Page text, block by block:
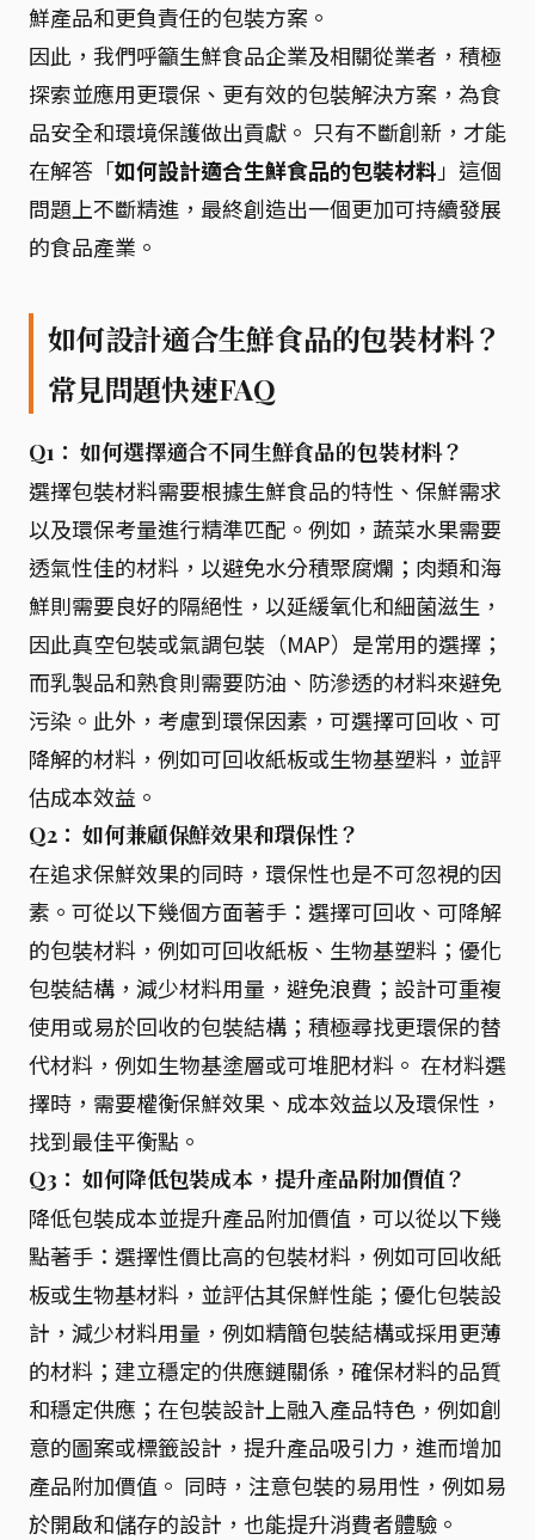
鮮產品和更負責任的包裝方案。
因此，我們呼籲生鮮食品企業及相關從業者，積極
探索並應用更環保、更有效的包裝解決方案，為食
品安全和環境保護做出貢獻。 只有不斷創新，才能
在解答「如何設計適合生鮮食品的包裝材料 」這個
問題上不斷精進，最終創造出一個更加可持續發展
的食品產業。
如何設計適合生鮮食品的包裝材料？
常見問題快速FAQ
Q1： 如何選擇適合不同生鮮食品的包裝材料？
選擇包裝材料需要根據生鮮食品的特性、保鮮需求
以及環保考量進行精準匹配。例如，蔬菜水果需要
透氣性佳的材料，以避免水分積聚腐爛；肉類和海
鮮則需要良好的隔絕性，以延緩氧化和細菌滋生，
因此真空包裝或氣調包裝（MAP）是常用的選擇；
而乳製品和熟食則需要防油、防滲透的材料來避免
污染。此外，考慮到環保因素，可選擇可回收、可
降解的材料，例如可回收紙板或生物基塑料，並評
估成本效益。
Q2： 如何兼顧保鮮效果和環保性？
在追求保鮮效果的同時，環保性也是不可忽視的因
素。可從以下幾個方面著手：選擇可回收、可降解
的包裝材料，例如可回收紙板、生物基塑料；優化
包裝結構，減少材料用量，避免浪費；設計可重複
使用或易於回收的包裝結構；積極尋找更環保的替
代材料，例如生物基塗層或可堆肥材料。 在材料選
擇時，需要權衡保鮮效果、成本效益以及環保性，
找到最佳平衡點。
Q3： 如何降低包裝成本，提升產品附加價值？
降低包裝成本並提升產品附加價值，可以從以下幾
點著手：選擇性價比高的包裝材料，例如可回收紙
板或生物基材料，並評估其保鮮性能；優化包裝設
計，減少材料用量，例如精簡包裝結構或採用更薄
的材料；建立穩定的供應鏈關係，確保材料的品質
和穩定供應；在包裝設計上融入產品特色，例如創
意的圖案或標籤設計，提升產品吸引力，進而增加
產品附加價值。 同時，注意包裝的易用性，例如易
於開啟和儲存的設計，也能提升消費者體驗。